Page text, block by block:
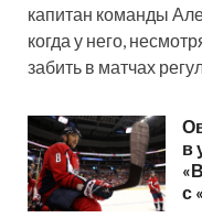
капитан команды
когда у него,
забить в матчах
в
с